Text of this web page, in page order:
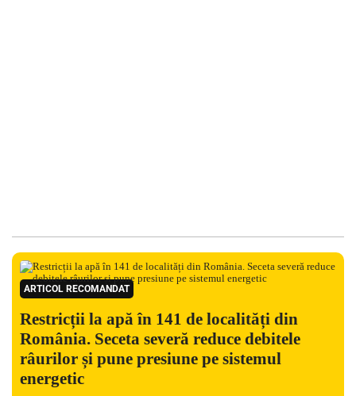
ARTICOL RECOMANDAT
Restricții la apă în 141 de localități din
România. Seceta severă reduce debitele
râurilor și pune presiune pe sistemul
energetic